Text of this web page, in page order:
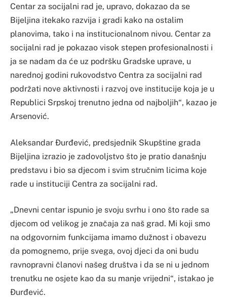
Centar za socijalni rad je, upravo, dokazao da se
Bijeljina itekako razvija i gradi kako na ostalim
planovima, tako i na institucionalnom nivou. Centar za
socijalni rad je pokazao visok stepen profesionalnosti i
ja se nadam da će uz podršku Gradske uprave, u
narednoj godini rukovodstvo Centra za socijalni rad
podržati nove aktivnosti i razvoj ove institucije koja je u
Republici Srpskoj trenutno jedna od najboljih“, kazao je
Arsenović.
Aleksandar Đurđević, predsjednik Skupštine grada
Bijeljina izrazio je zadovoljstvo što je pratio današnju
predstavu i bio sa djecom i svim stručnim licima koje
rade u instituciji Centra za socijalni rad.
„Dnevni centar ispunio je svoju svrhu i ono što rade sa
djecom od velikog je značaja za naš grad. Mi koji smo
na odgovornim funkcijama imamo dužnost i obavezu
da pomognemo, prije svega, ovoj djeci da oni budu
ravnopravni članovi našeg društva i da se ni u jednom
trenutku ne osjete kao da su manje vrijedni“, istakao je
Đurđević.